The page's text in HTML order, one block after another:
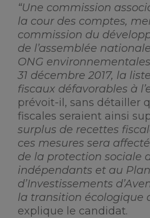
“Une commission
la cour des comptes,
commission du
de l’assemblée
ONG
31 décembre 2017, la
fiscaux défavorables à
prévoit-il, sans détailler
fiscales seraient ainsi
surplus de recettes
ces mesures sera
de la protection sociale
indépendants et au Plan
d’Investissements
la transition écologique
explique le candidat.